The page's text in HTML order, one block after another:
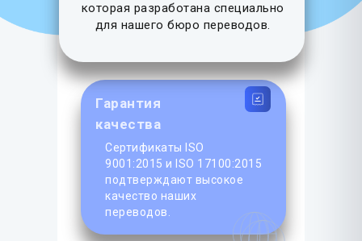
Гарантия
качества
Сертификаты ISO
9001:2015 и ISO 17100:2015
подтверждают высокое
качество наших
переводов.
которая разработана специально
для нашего бюро переводов.